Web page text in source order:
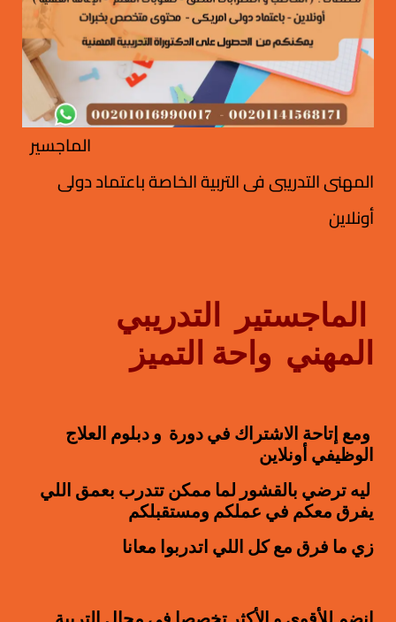
الماجسير
المهنى التدريبى فى التربية الخاصة باعتماد دولى
أونلاين
الماجستير التدريبي
المهني واحة التميز
ومع إتاحة الاشتراك في دورة و دبلوم العلاج
الوظيفي أونلاين
ليه ترضي بالقشور لما ممكن تتدرب بعمق اللي
يفرق معكم في عملكم ومستقبلكم
زي ما فرق مع كل اللي اتدربوا معانا